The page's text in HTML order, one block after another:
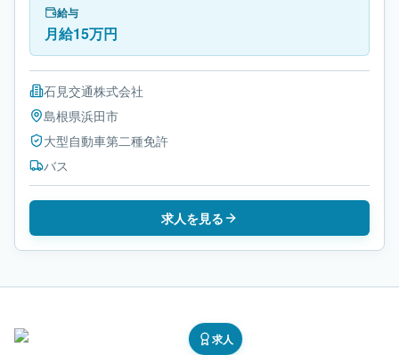
給与
月給15万円
石見交通株式会社
島根県浜田市
大型自動車第二種免許
バス
求人を見る
求人